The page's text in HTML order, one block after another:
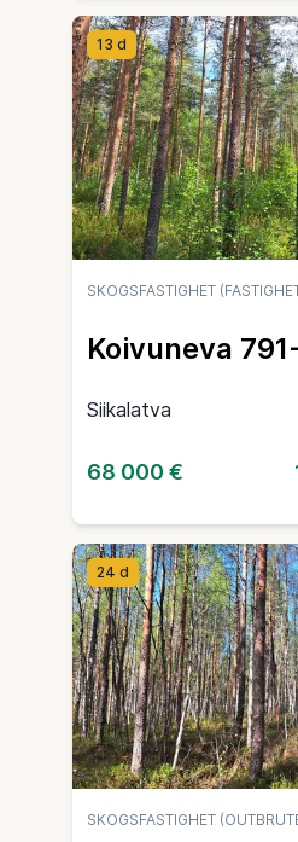
13 d
SKOGSFASTIGHET
Koivuneva
Siikalatva
68 000 €
24 d
SKOGSFASTIGHET